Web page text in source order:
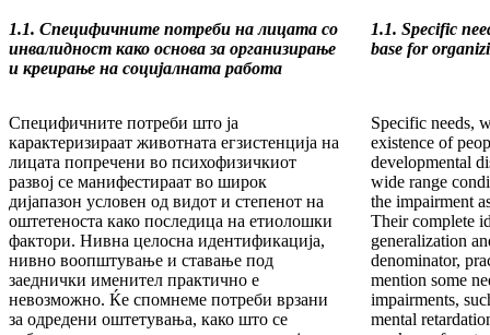
1.1. Специфичните потреби на лицата со
инвалидност како основа за организирање
и креирање на социјалната работа
1.1. Specific
base for
Специфичните потреби што ја
карактеризираат животната егзистенција на
лицата попречени во психофизичкиот
развој се манифестираат во широк
дијапазон условен од видот и степенот на
оштетеноста како последица на етиолошки
фактори. Нивна целосна идентификација,
нивно воопштување и ставање под
заеднички именител практично е
невозможно. Ќе спомнеме потреби врзани
за одредени оштетувања, како што се
Specific needs,
existence of
developmental
wide range
the impairment
Their complete
generalization
denominator,
mention some
impairments,
mental